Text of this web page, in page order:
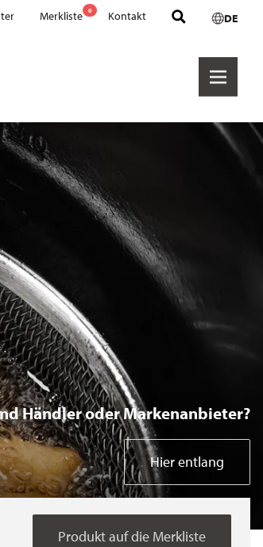
Merkliste 0 Kontakt DE
Händler oder Markenanbieter?
Hier entlang
Produkt auf die Merkliste